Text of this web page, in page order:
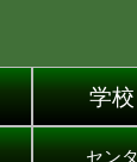
学
セン